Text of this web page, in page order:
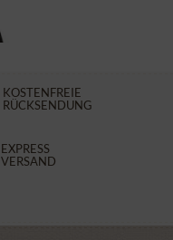
KOSTENFREIE
RÜCKSENDUNG
EXPRESS
VERSAND